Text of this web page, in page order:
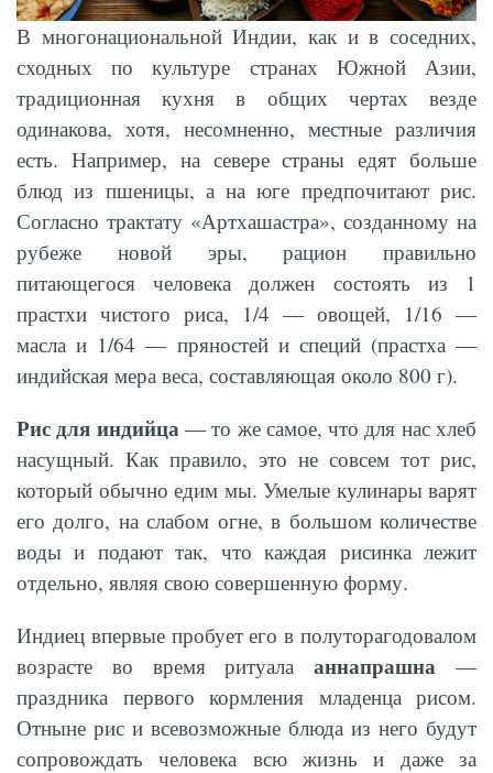
В многонациональной Индии, как и в соседних,
сходных по культуре странах Южной Азии,
традиционная кухня в общих чертах везде
одинакова, хотя, несомненно, местные различия
есть. Например, на севере страны едят больше
блюд из пшеницы, а на юге предпочитают рис.
Согласно трактату «Артхашастра», созданному на
рубеже новой эры, рацион правильно
питающегося человека должен состоять из 1
прастхи чистого риса, 1/4 — овощей, 1/16 —
масла и 1/64 — пряностей и специй (прастха —
индийская мера веса, составляющая около 800 г).
Рис для индийца — то же самое, что для нас хлеб
насущный. Как правило, это не совсем тот рис,
который обычно едим мы. Умелые кулинары варят
его долго, на слабом огне, в большом количестве
воды и подают так, что каждая рисинка лежит
отдельно, являя свою совершенную форму.
Индиец впервые пробует его в полуторагодовалом
возрасте во время ритуалааннапрашна —
праздника первого кормления младенца рисом.
Отныне рис и всевозможные блюда из него будут
сопровождать человека всю жизнь и даже за